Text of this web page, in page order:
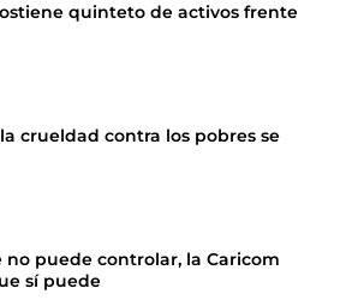
quinteto de activos frente
crueldad contra los pobres se
puede controlar, la Caricom
sí puede